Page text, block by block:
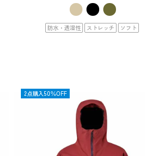
防水・透湿性 ストレッチ ソフト
OUTLET
2点購入50％OFF